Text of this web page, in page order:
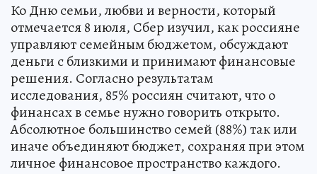
Ко Дню семьи, любви и верности, который
отмечается 8 июля, Сбер изучил, как россияне
управляют семейным бюджетом, обсуждают
деньги с близкими и принимают финансовые
решения. Согласно результатам
исследования, 85% россиян считают, что о
финансах в семье нужно говорить открыто.
Абсолютное большинство семей (88%) так или
иначе объединяют бюджет, сохраняя при этом
личное финансовое пространство каждого.